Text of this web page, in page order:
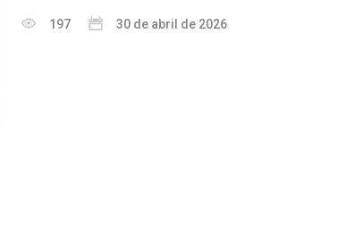
197 30 de abril de 2026